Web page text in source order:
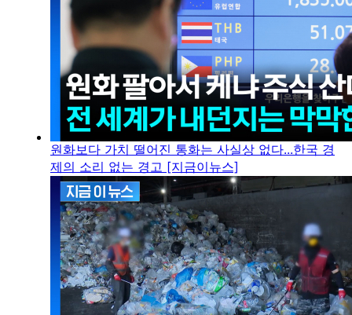
원화보다 가치 떨어진 통화는 사실상 없다...한국 경
제의 소리 없는 경고 [지금이뉴스]